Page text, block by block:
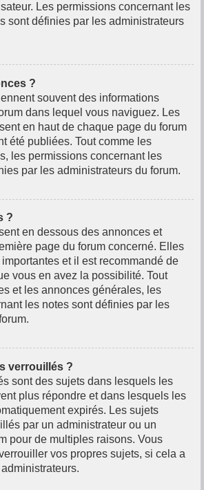
Les permissions concernant les
sont définies par les administrateurs
?
souvent des informations
dans lequel vous naviguez. Les
en haut de chaque page du forum
été publiées. Tout comme les
les permissions concernant les
par les administrateurs du forum.
?
en dessous des annonces et
page du forum concerné. Elles
et il est recommandé de
vous en avez la possibilité. Tout
et les annonces générales, les
les notes sont définies par les
verrouillés ?
sont des sujets dans lesquels les
plus répondre et dans lesquels les
expirés. Les sujets
par un administrateur ou un
pour de multiples raisons. Vous
vos propres sujets, si cela a